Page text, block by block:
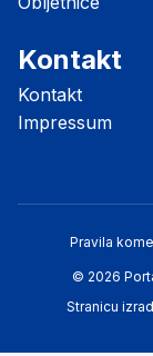
Kontakt
Kontakt
Impressum
Pravila
© 2026
Stranicu